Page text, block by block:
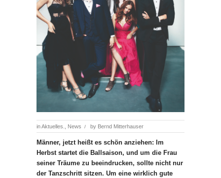
inAktuelles. News / by Bernd Mitterhauser
Männer, jetzt heißt es schön anziehen: Im
Herbst startet die Ballsaison, und um die Frau
seiner Träume zu beeindrucken, sollte nicht nur
der Tanzschritt sitzen. Um eine wirklich gute